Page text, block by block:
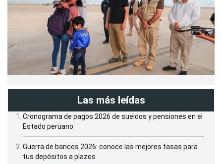
Las más leídas
Cronograma de pagos 2026 de sueldos y pensiones en el
Estado peruano
Guerra de bancos 2026: conoce las mejores tasas para
tus depósitos a plazos